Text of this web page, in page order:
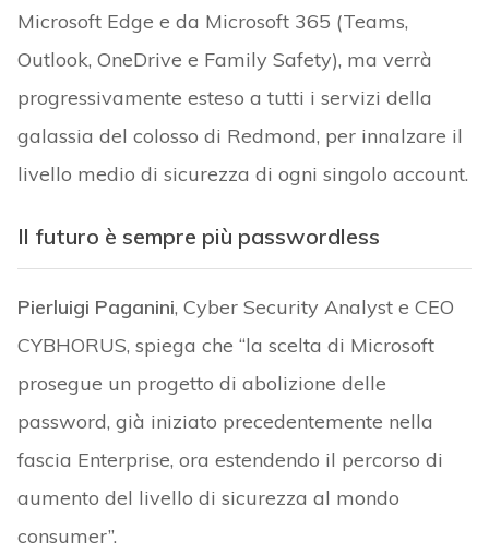
Microsoft Edge e da Microsoft 365 (Teams,
Outlook, OneDrive e Family Safety), ma verrà
progressivamente esteso a tutti i servizi della
galassia del colosso di Redmond, per innalzare il
livello medio di sicurezza di ogni singolo account.
Il futuro è sempre più passwordless
Pierluigi Paganini, Cyber Security Analyst e CEO
CYBHORUS, spiega che “la scelta di Microsoft
prosegue un progetto di abolizione delle
password, già iniziato precedentemente nella
fascia Enterprise, ora estendendo il percorso di
aumento del livello di sicurezza al mondo
consumer”.